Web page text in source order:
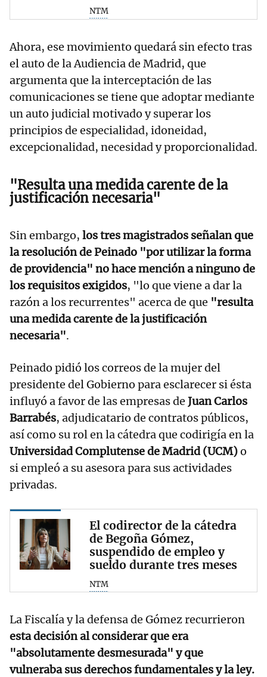
NTM
Ahora, ese movimiento quedará sin efecto tras
el auto de la Audiencia de Madrid, que
argumenta que la interceptación de las
comunicaciones se tiene que adoptar mediante
un auto judicial motivado y superar los
principios de especialidad, idoneidad,
excepcionalidad, necesidad y proporcionalidad.
"Resulta una medida carente de la
justificación necesaria"
Sin embargo, los tres magistrados señalan que
la resolución de Peinado "por utilizar la forma
de providencia" no hace mención a ninguno de
los requisitos exigidos, "lo que viene a dar la
razón a los recurrentes" acerca de que "resulta
una medida carente de la justificación
necesaria".
Peinado pidió los correos de la mujer del
presidente del Gobierno para esclarecer si ésta
influyó a favor de las empresas de Juan Carlos
Barrabés, adjudicatario de contratos públicos,
así como su rol en la cátedra que codirigía en la
Universidad Complutense de Madrid (UCM)o
si empleó a su asesora para sus actividades
privadas.
El codirector de la cátedra
de Begoña Gómez,
suspendido de empleo y
sueldo durante tres meses
NTM
La Fiscalía y la defensa de Gómez recurrieron
esta decisión al considerar que era
"absolutamente desmesurada" y que
vulneraba sus derechos fundamentales y la ley.